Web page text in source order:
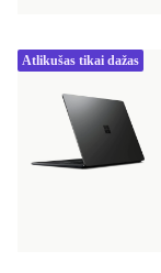
Atlikušas tikai dažas